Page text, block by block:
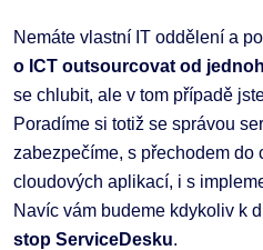
Nemáte vlastní IT oddělení a
o ICT outsourcovat od
se chlubit, ale v tom případě
Poradíme si totiž se správou
zabezpečíme, s přechodem do
cloudových aplikací, i s
Navíc vám budeme kdykoliv k
stop ServiceDesku.